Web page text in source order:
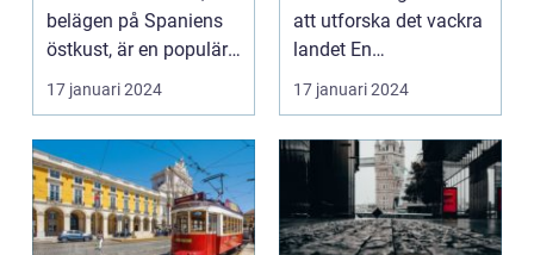
belägen på Spaniens
östkust, är en populär
destinatio...
17 januari 2024
att utforska det vackra
landet En
övergripande, grun...
17 januari 2024